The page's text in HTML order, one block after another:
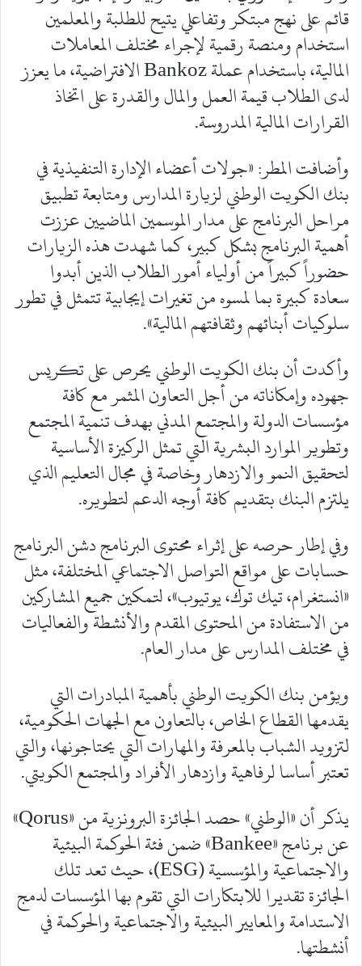
قائم على نهج مبتكر وتفاعلي يتيح للطلبة والمعلمين
استخدام ومنصة رقمية لإجراء مختلف المعاملات
المالية، باستخدام عملة Bankoz الافتراضية، ما يعزز
لدى الطلاب قيمة العمل والمال والقدرة على اتخاذ
القرارات المالية المدروسة.
وأضافت المطر: «جولات أعضاء الإدارة التنفيذية في
بنك الكويت الوطني لزيارة المدارس ومتابعة تطبيق
مراحل البرنامج على مدار الموسمين الماضيين عززت
أهمية البرنامج بشكل كبير، كما شهدت هذه الزيارات
حضوراً كبيراً من أولياء أمور الطلاب الذين أبدوا
سعادة كبيرة بما لمسوه من تغيرات إيجابية تتمثل في تطور
سلوكيات أبنائهم وثقافتهم المالية».
وأكدت أن بنك الكويت الوطني يحرص على تكريس
جهوده وإمكاناته من أجل التعاون المثمر مع كافة
مؤسسات الدولة والمجتمع المدني بهدف تنمية المجتمع
وتطوير الموارد البشرية التي تمثل الركيزة الأساسية
لتحقيق النمو والازدهار وخاصة في مجال التعليم الذي
يلتزم البنك بتقديم كافة أوجه الدعم لتطويره.
وفي إطار حرصه على إثراء محتوى البرنامج دشن البرنامج
حسابات على مواقع التواصل الاجتماعي المختلفة، مثل
«انستغرام، تيك توك، يوتيوب»، لتمكين جميع المشاركين
من الاستفادة من المحتوى المقدم والأنشطة والفعاليات
في مختلف المدارس على مدار العام.
ويؤمن بنك الكويت الوطني بأهمية المبادرات التي
يقدمها القطاع الخاص، بالتعاون مع الجهات الحكومية،
لتزويد الشباب بالمعرفة والمهارات التي يحتاجونها، والتي
تعتبر أساسا لرفاهية وازدهار الأفراد والمجتمع الكويتي.
يذكر أن «الوطني» حصد الجائزة البرونزية من «Qorus»
عن برنامج «Bankee» ضمن فئة الحوكمة البيئية
والاجتماعية والمؤسسية (ESG)، حيث تعد تلك
الجائزة تقديرا للابتكارات التي تقوم بها المؤسسات لدمج
الاستدامة والمعايير البيئية والاجتماعية والحوكمة في
أنشطتها.